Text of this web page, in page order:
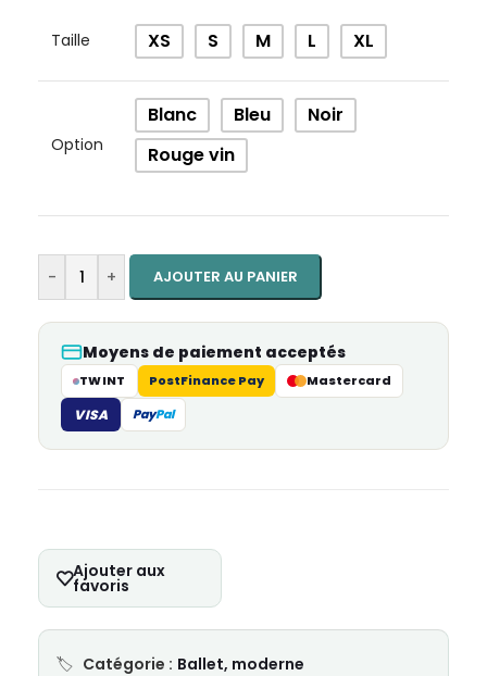
Taille XS S M L XL
Option
Blanc Bleu
Noir
Rouge vin
- + AJOUTER AU PANIER
Moyens de paiement acceptés
TWINT PostFinance Pay Mastercard
VISA PayPal
Ajouter aux
favoris
Catégorie : Ballet, moderne